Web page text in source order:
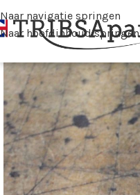
Naar navigatie springen
Naar hoofdinhoud springen